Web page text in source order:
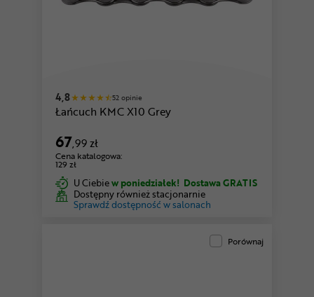
4,8 52 opinie
Łańcuch KMC X10 Grey
67,99 zł
Cena katalogowa:
129 zł
U Ciebiew poniedziałek! Dostawa GRATIS
Dostępny również stacjonarnie
Sprawdź dostępność w salonach
Porównaj